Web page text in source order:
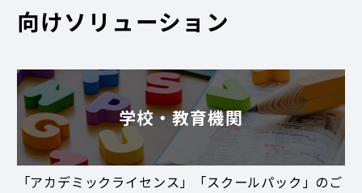
向けソリューション
学校・教育機関
「アカデミックライセンス」「スクールパック」のご